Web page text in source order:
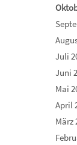
Juli
Juni
Mai
April
März